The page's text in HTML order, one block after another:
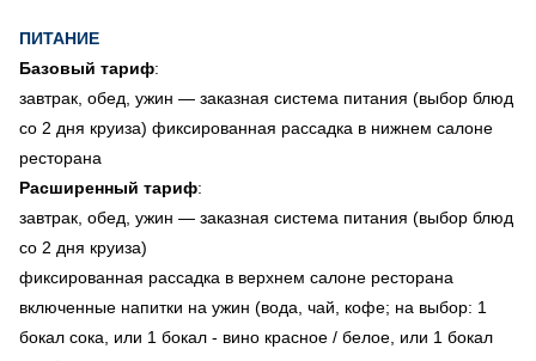
ПИТАНИЕ
Базовый тариф:
завтрак, обед, ужин — заказная система питания (выбор блюд
со 2 дня круиза) фиксированная рассадка в нижнем салоне
ресторана
Расширенный тариф:
завтрак, обед, ужин — заказная система питания (выбор блюд
со 2 дня круиза)
фиксированная рассадка в верхнем салоне ресторана
включенные напитки на ужин (вода, чай, кофе; на выбор: 1
бокал сока, или 1 бокал - вино красное / белое, или 1 бокал